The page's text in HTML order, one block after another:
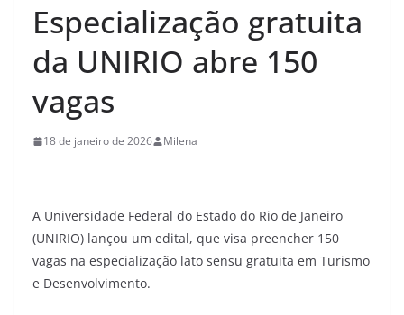
Especialização gratuita
da UNIRIO abre 150
vagas
18 de janeiro de 2026 Milena
A Universidade Federal do Estado do Rio de Janeiro
(UNIRIO) lançou um edital, que visa preencher 150
vagas na especialização lato sensu gratuita em Turismo
e Desenvolvimento.